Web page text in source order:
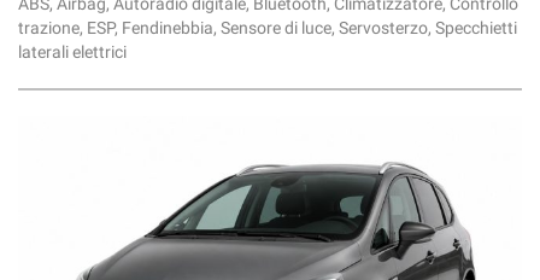
trazione, ESP, Fendinebbia, Sensore di luce, Servosterzo, Specchietti
laterali elettrici